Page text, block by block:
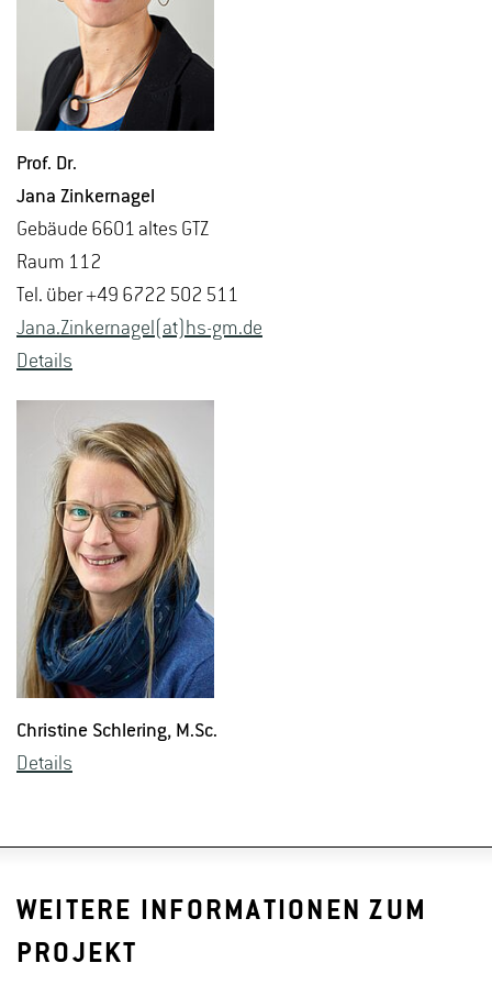
Prof. Dr.
Jana Zin­ker­na­gel
Ge­bäu­de 6601 altes GTZ
Raum 112
Tel. über +49 6722 502 511
Jana.​Zinker­na­gel(at)hs-​gm.​de
De­tails
Chris­ti­ne Schle­ring, M.​Sc.
De­tails
WEITERE INFORMATIONEN ZUM
PROJEKT